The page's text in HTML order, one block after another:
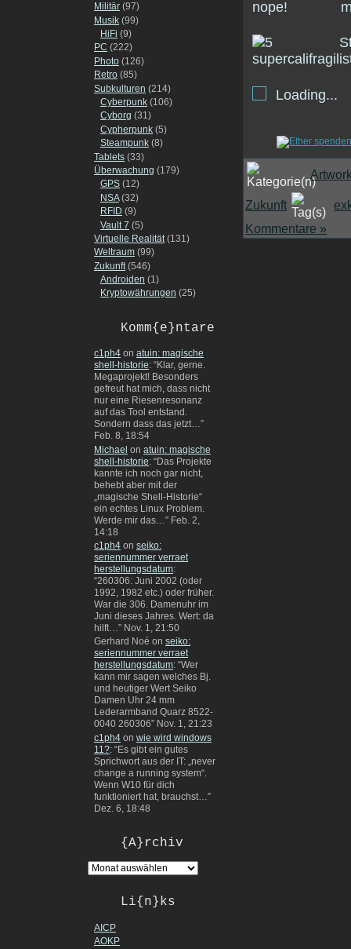
Militär (97)
Musik (99)
HiFi (9)
PC (222)
Photo (126)
Retro (85)
Subkulturen (214)
Cyberpunk (106)
Cyborg (31)
Cypherpunk (5)
Steampunk (8)
Tablets (33)
Überwachung (179)
GPS (12)
NSA(32)
RFID (9)
Vault 7 (5)
Virtuelle Realität(131)
Weltraum (99)
Zukunft (546)
Androiden (1)
Kryptowährungen (25)
Komm{e}ntare
c1ph4 on atuin: magische
shell-historie: “Klar, gerne.
Megaprojekt! Besonders
gefreut hat mich, dass nicht
nur eine Riesenresonanz
auf das Tool entstand.
Sondern dass das jetzt…”
Feb. 8, 18:54
Michael on atuin: magische
shell-historie: “Das Projekte
kannte ich noch gar nicht,
behebt aber mit der
„magische Shell-Historie“
ein echtes Linux Problem.
Werde mir das… ” Feb. 2,
14:18
c1ph4 on seiko:
seriennummer verraet
herstellungsdatum:
“260306: Juni 2002 (oder
1992, 1982 etc.) oder früher.
War die 306. Damenuhr im
Juni dieses Jahres. Wert: da
hilft…” Nov. 1, 21:50
Gerhard Noé on seiko:
seriennummer verraet
herstellungsdatum: “Wer
kann mir sagen welches Bj.
und heutiger Wert Seiko
Damen Uhr 24 mm
Lederarmband Quarz 8522-
0040 260306” Nov. 1, 21:23
c1ph4 on wie wird windows
11?: “Es gibt ein gutes
Sprichwort aus der IT: „never
change a running system“.
Wenn W10 für dich
funktioniert hat, brauchst…”
Dez. 6, 18:48
{A}rchiv
Li{n}ks
AICP
AOKP
Loading...
Zukunft
Kommentare »